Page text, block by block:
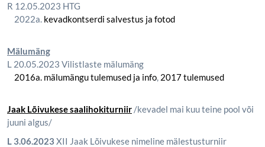
R 12.05.2023 HTG
2022a. kevadkontserdi salvestus ja fotod
Mälumäng
L 20.05.2023 Vilistlaste mälumäng
2016a. mälumängu tulemused ja info, 2017 tulemused
Jaak Lõivukese saalihokiturniir /kevadel mai kuu teine pool või
juuni algus/
L 3.06.2023 XII Jaak Lõivukese nimeline mälestusturniir